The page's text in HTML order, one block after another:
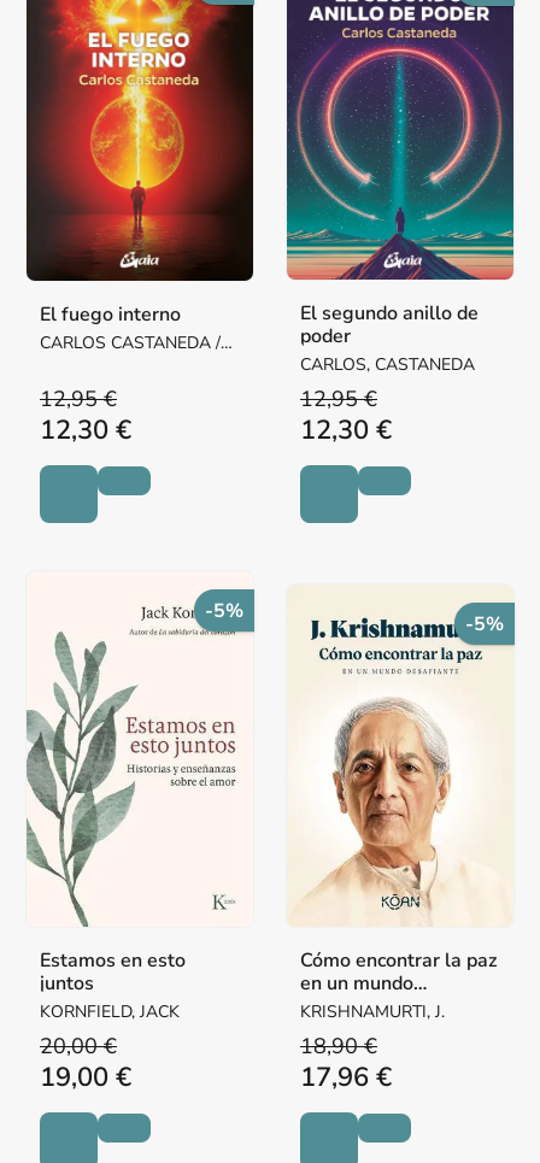
El fuego interno
CARLOS CASTANEDA /
12,95 €
12,30 €
El segundo anillo de
poder
CARLOS, CASTANEDA
12,95 €
12,30 €
-5%
Estamos en esto
juntos
KORNFIELD, JACK
20,00 €
19,00 €
-5%
Cómo encontrar la paz
en un mundo
desafiante
KRISHNAMURTI, J.
18,90 €
17,96 €